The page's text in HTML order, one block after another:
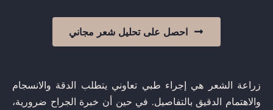
احصل على تحليل شعر مجاني
زراعة الشعر هي إجراء طبي تعاوني يتطلب الدقة والانسجام
والاهتمام الدقيق بالتفاصيل. في حين أن خبرة الجراح ضرورية،